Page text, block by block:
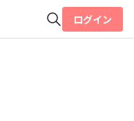
ログイン